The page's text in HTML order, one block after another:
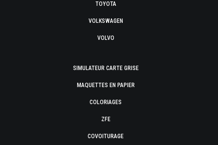
TOYOTA
VOLKSWAGEN
VOLVO
SIMULATEUR CARTE GRISE
MAQUETTES EN PAPIER
COLORIAGES
ZFE
COVOITURAGE